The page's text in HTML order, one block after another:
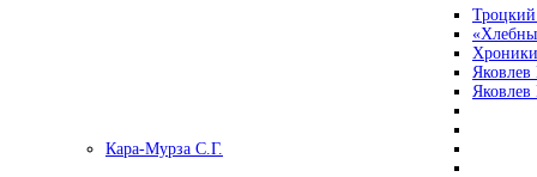
Кара-Мурза С.Г.